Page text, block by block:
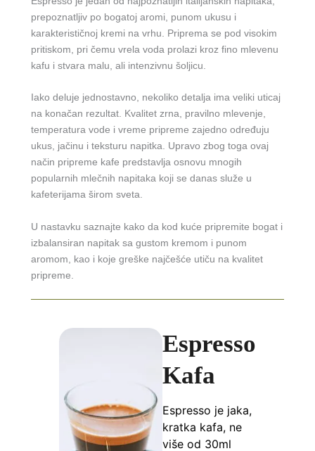
prepoznatljiv po bogatoj aromi, punom ukusu i
karakterističnoj kremi na vrhu. Priprema se pod visokim
pritiskom, pri čemu vrela voda prolazi kroz fino mlevenu
kafu i stvara malu, ali intenzivnu šoljicu.
Iako deluje jednostavno, nekoliko detalja ima veliki uticaj
na konačan rezultat. Kvalitet zrna, pravilno mlevenje,
temperatura vode i vreme pripreme zajedno određuju
ukus, jačinu i teksturu napitka. Upravo zbog toga ovaj
način pripreme kafe predstavlja osnovu mnogih
popularnih mlečnih napitaka koji se danas služe u
kafeterijama širom sveta.
U nastavku saznajte kako da kod kuće pripremite bogat i
izbalansiran napitak sa gustom kremom i punom
aromom, kao i koje greške najčešće utiču na kvalitet
pripreme.
Espresso
Kafa
Espresso je jaka,
kratka kafa, ne
više od 30ml